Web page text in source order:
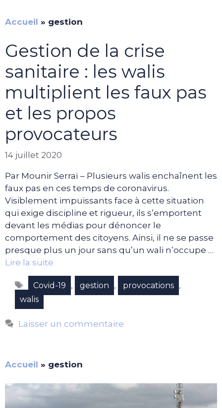
Accueil » gestion
Gestion de la crise
sanitaire : les walis
multiplient les faux pas
et les propos
provocateurs
14 juillet 2020
Par Mounir Serraï – Plusieurs walis enchaînent les
faux pas en ces temps de coronavirus.
Visiblement impuissants face à cette situation
qui exige discipline et rigueur, ils s’emportent
devant les médias pour dénoncer le
comportement des citoyens. Ainsi, il ne se passe
presque plus un jour sans qu’un wali n’occupe …
Lire la suite
Étiquettes
Covid-19 , gestion , provocations ,
walis
Laisser un commentaire
Accueil » gestion